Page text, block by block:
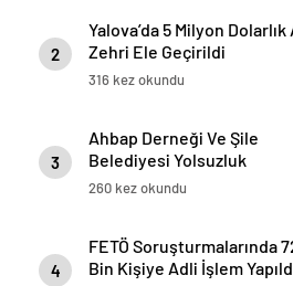
2
Yalova’da 5 Milyon
Zehri Ele Geçirildi
316 kez okundu
3
Ahbap Derneği Ve Şile
Belediyesi Yolsuzluk
Soruşturmasında Çarpıcı
260 kez okundu
4
FETÖ Soruşturmalarında
Bin Kişiye Adli İşlem